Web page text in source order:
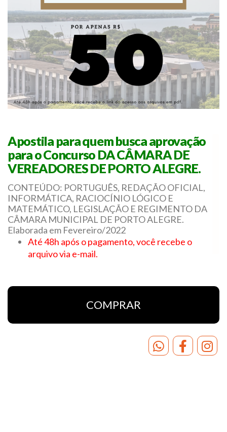
Apostila para quem busca aprovação
para o Concurso DA CÂMARA DE
VEREADORES DE PORTO ALEGRE.
CONTEÚDO: PORTUGUÊS, REDAÇÃO OFICIAL,
INFORMÁTICA, RACIOCÍNIO LÓGICO E
MATEMÁTICO, LEGISLAÇÃO E REGIMENTO DA
CÂMARA MUNICIPAL DE PORTO ALEGRE.
Elaborada em Fevereiro/2022
Até 48h após o pagamento,você recebe o
arquivo via e-mail.
COMPRAR